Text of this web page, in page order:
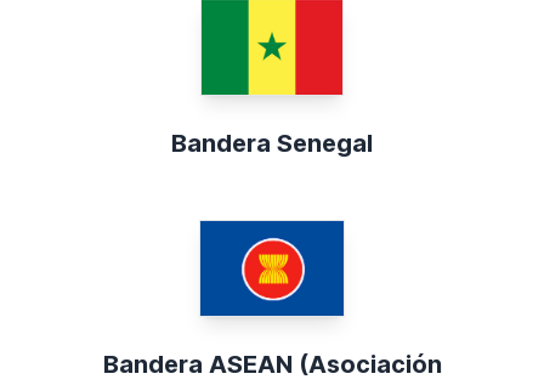
Bandera Senegal
Bandera ASEAN (Asociación